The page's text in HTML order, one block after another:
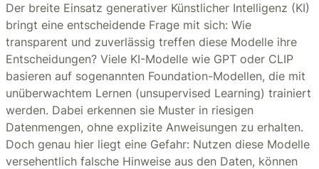
Der breite Einsatz generativer Künstlicher Intelligenz (KI)
bringt eine entscheidende Frage mit sich: Wie
transparent und zuverlässig treffen diese Modelle ihre
Entscheidungen? Viele KI-Modelle wie GPT oder CLIP
basieren auf sogenannten Foundation-Modellen, die mit
unüberwachtem Lernen (unsupervised Learning) trainiert
werden. Dabei erkennen sie Muster in riesigen
Datenmengen, ohne explizite Anweisungen zu erhalten.
Doch genau hier liegt eine Gefahr: Nutzen diese Modelle
versehentlich falsche Hinweise aus den Daten, können